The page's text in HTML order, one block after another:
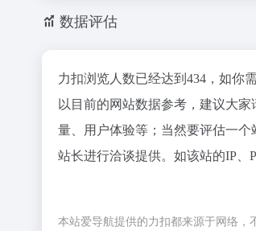
数据评估
力扣浏览人数已经达到434，如你
以目前的网站数据参考，建议大
量、用户体验等；当然要评估一
站长进行洽谈提供。如该站的IP、
本站爱导航提供的力扣都来源于网络，